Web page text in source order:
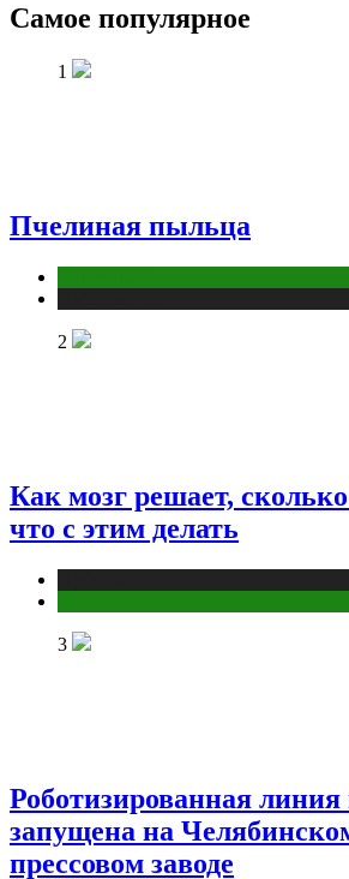
Самое популярное
1
Пчелиная пыльца
2
Как мозг решает,
что с этим делать
3
Роботизированная линия
запущена на
прессовом заводе